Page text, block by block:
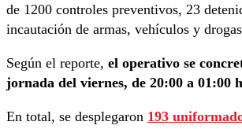
de 1200 controles preventivos, 23
incautación de armas, vehículos y
Según el reporte, el operativo se
jornada del viernes, de 20:00 a 01:00
En total, se desplegaron 193